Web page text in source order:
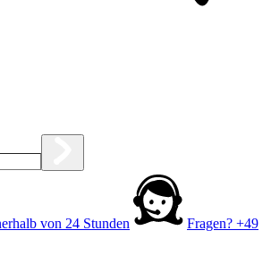
von 24 Stunden Fragen? +49